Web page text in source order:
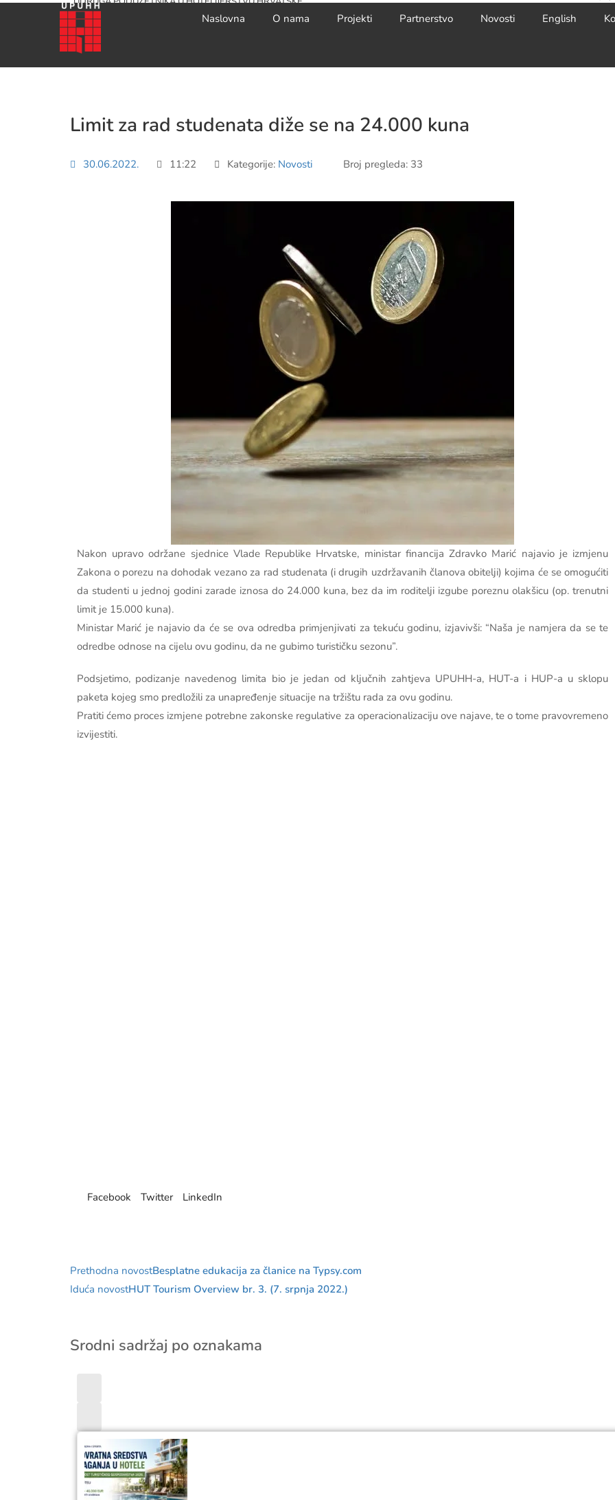
Naslovna O nama Projekti Partnerstvo Novosti English
Limit za rad studenata diže se na 24.000 kuna
30.06.2022. 11:22 Kategorije: Novosti Broj pregleda: 33
Nakon upravo održane sjednice Vlade Republike Hrvatske, ministar financija Zdravko Marić najavio je izmjenu
Zakona o porezu na dohodak vezano za rad studenata (i drugih uzdržavanih članova obitelji) kojima će se omogućiti
da studenti u jednoj godini zarade iznosa do 24.000 kuna, bez da im roditelji izgube poreznu olakšicu (op. trenutni
limit je 15.000 kuna).
Ministar Marić je najavio da će se ova odredba primjenjivati za tekuću godinu, izjavivši: “Naša je namjera da se te
odredbe odnose na cijelu ovu godinu, da ne gubimo turističku sezonu”.
Podsjetimo, podizanje navedenog limita bio je jedan od ključnih zahtjeva UPUHH-a, HUT-a i HUP-a u sklopu
paketa kojeg smo predložili za unapređenje situacije na tržištu rada za ovu godinu.
Pratiti ćemo proces izmjene potrebne zakonske regulative za operacionalizaciju ove najave, te o tome pravovremeno
izvijestiti.
Facebook Twitter LinkedIn
Prethodna novostBesplatne edukacija za članice na Typsy.com
Iduća novostHUT Tourism Overview br. 3. (7. srpnja 2022.)
Srodni sadržaj po oznakama